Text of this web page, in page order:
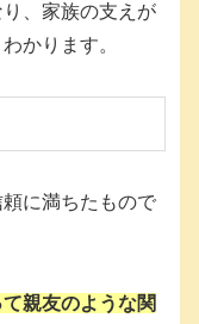
、家族の支えが
かります。
に満ちたもので
親友のような関